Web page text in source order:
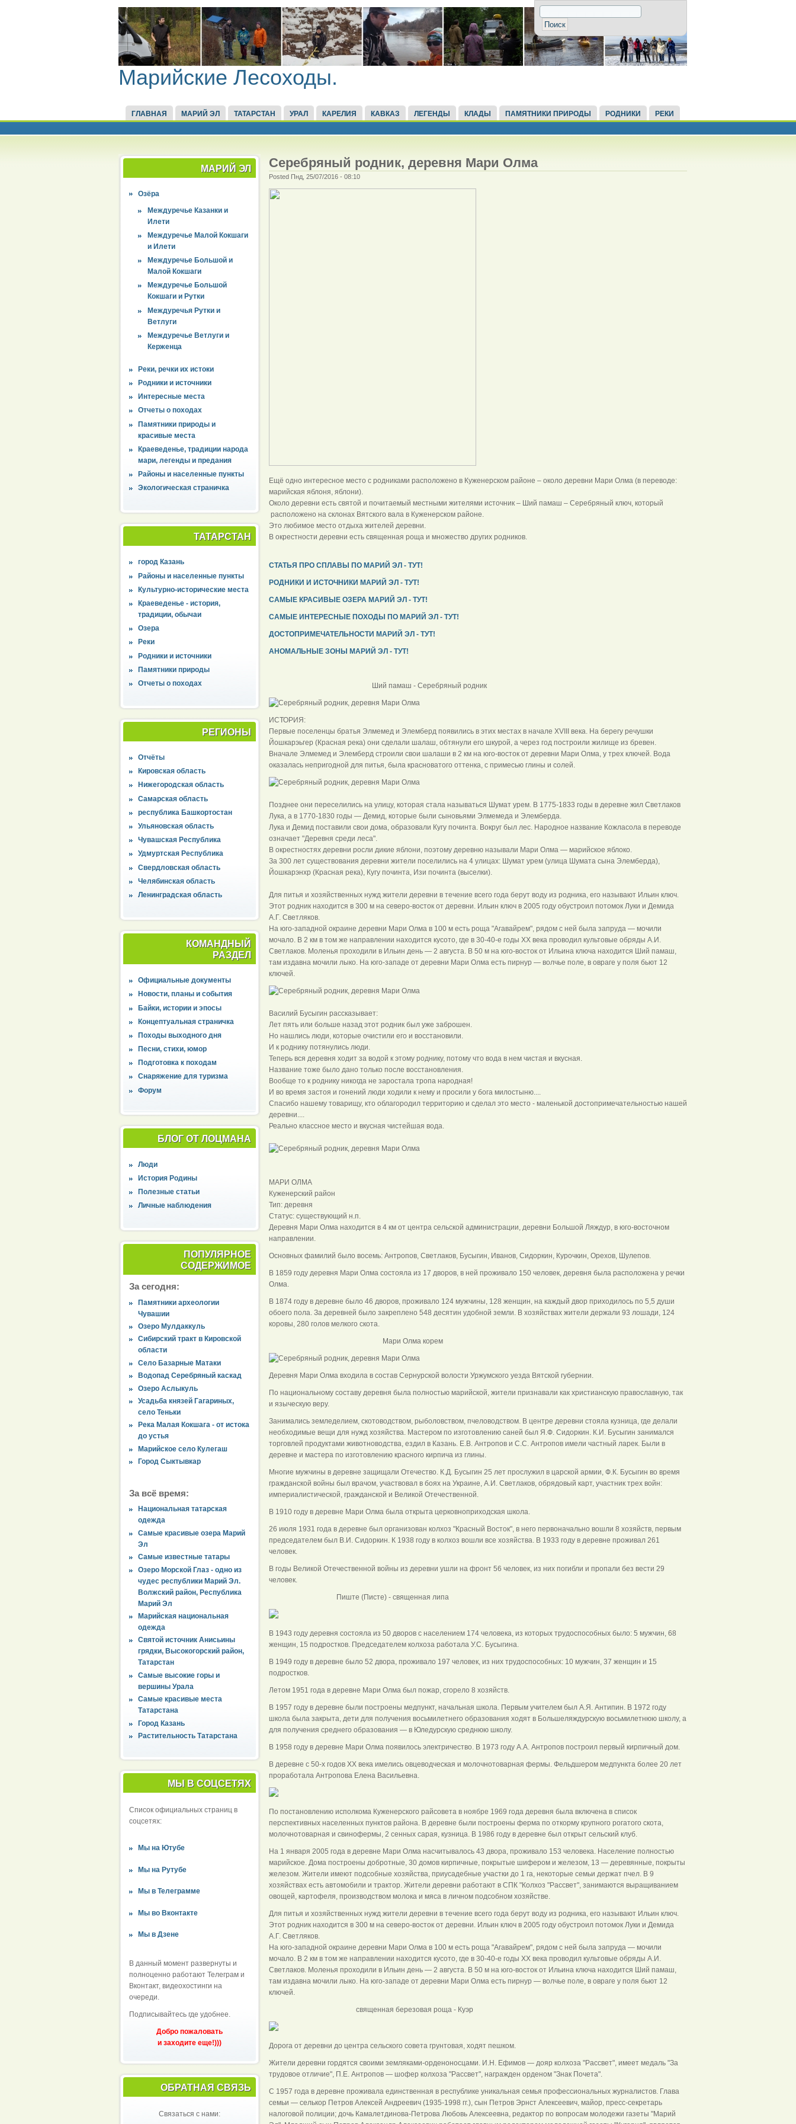
Марийские Лесоходы.
ГЛАВНАЯ МАРИЙ ЭЛ ТАТАРСТАН УРАЛ КАРЕЛИЯ КАВКАЗ ЛЕГЕНДЫ КЛАДЫ ПАМЯТНИКИ ПРИРОДЫ РОДНИКИ РЕКИ
МАРИЙ ЭЛ
Озёра
Междуречье Казанки и
Илети
Междуречье Малой Кокшаги
и Илети
Междуречье Большой и
Малой Кокшаги
Междуречье Большой
Кокшаги и Рутки
Междуречья Рутки и
Ветлуги
Междуречье Ветлуги и
Керженца
Реки, речки их истоки
Родники и источники
Интересные места
Отчеты о походах
Памятники природы и
красивые места
Краеведенье, традиции народа
мари, легенды и предания
Районы и населенные пункты
Экологическая страничка
ТАТАРСТАН
город Казань
Районы и населенные пункты
Культурно-исторические места
Краеведенье - история,
традиции, обычаи
Озера
Реки
Родники и источники
Памятники природы
Отчеты о походах
РЕГИОНЫ
Отчёты
Кировская область
Нижегородская область
Самарская область
республика Башкортостан
Ульяновская область
Чувашская Республика
Удмуртская Республика
Свердловская область
Челябинская область
Ленинградская область
КОМАНДНЫЙ
РАЗДЕЛ
Официальные документы
Новости, планы и события
Байки, истории и эпосы
Концептуальная страничка
Походы выходного дня
Песни, стихи, юмор
Подготовка к походам
Снаряжение для туризма
Форум
БЛОГ ОТ ЛОЦМАНА
Люди
История Родины
Полезные статьи
Личные наблюдения
ПОПУЛЯРНОЕ
СОДЕРЖИМОЕ
За сегодня:
Памятники археологии
Чувашии
Озеро Мулдаккуль
Сибирский тракт в Кировской
области
Село Базарные Матаки
Водопад Серебряный каскад
Озеро Аслыкуль
Усадьба князей Гагариных,
село Теньки
Река Малая Кокшага - от истока
до устья
Марийское село Кулегаш
Город Сыктывкар
За всё время:
Национальная татарская
одежда
Самые красивые озера Марий
Эл
Самые известные татары
Озеро Морской Глаз - одно из
чудес республики Марий Эл.
Волжский район, Республика
Марий Эл
Марийская национальная
одежда
Святой источник Анисьины
грядки, Высокогорский район,
Татарстан
Самые высокие горы и
вершины Урала
Самые красивые места
Татарстана
Город Казань
Растительность Татарстана
МЫ В СОЦСЕТЯХ
Список официальных страниц в
соцсетях:
Мы на Ютубе
Мы на Рутубе
Мы в Телеграмме
Мы во Вконтакте
Мы в Дзене
В данный момент развернуты и
полноценно работают Телеграм и
Вконтакт, видеохостинги на
очереди.
Подписывайтесь где удобнее.
Добро пожаловать
и заходите еще!)))
ОБРАТНАЯ СВЯЗЬ
Связаться с нами:
Серебряный родник, деревня Мари Олма
Posted Пнд, 25/07/2016 - 08:10
Ещё одно интересное место с родниками расположено в Куженерском районе – около деревни Мари Олма (в переводе:
марийская яблоня, яблони).
Около деревни есть святой и почитаемый местными жителями источник – Ший памаш – Серебряный ключ, который
расположено на склонах Вятского вала в Куженерском районе.
Это любимое место отдыха жителей деревни.
В окрестности деревни есть священная роща и множество других родников.
СТАТЬЯ ПРО СПЛАВЫ ПО МАРИЙ ЭЛ - ТУТ!
РОДНИКИ И ИСТОЧНИКИ МАРИЙ ЭЛ - ТУТ!
САМЫЕ КРАСИВЫЕ ОЗЕРА МАРИЙ ЭЛ - ТУТ!
САМЫЕ ИНТЕРЕСНЫЕ ПОХОДЫ ПО МАРИЙ ЭЛ - ТУТ!
ДОСТОПРИМЕЧАТЕЛЬНОСТИ МАРИЙ ЭЛ - ТУТ!
АНОМАЛЬНЫЕ ЗОНЫ МАРИЙ ЭЛ - ТУТ!
Ший памаш - Серебряный родник
ИСТОРИЯ:
Первые поселенцы братья Элмемед и Элемберд появились в этих местах в начале XVIII века. На берегу речушки
Йошкарэьгер (Красная река) они сделали шалаш, обтянули его шкурой, а через год построили жилище из бревен.
Вначале Элмемед и Элемберд строили свои шалаши в 2 км на юго-восток от деревни Мари Олма, у трех ключей. Вода
оказалась непригодной для питья, была красноватого оттенка, с примесью глины и солей.
Позднее они переселились на улицу, которая стала называться Шумат урем. В 1775-1833 годы в деревне жил Светлаков
Лука, а в 1770-1830 годы — Демид, которые были сыновьями Элмемеда и Элемберда.
Лука и Демид поставили свои дома, образовали Кугу починта. Вокруг был лес. Народное название Кожласола в переводе
означает "Деревня среди леса".
В окрестностях деревни росли дикие яблони, поэтому деревню называли Мари Олма — марийское яблоко.
За 300 лет существования деревни жители поселились на 4 улицах: Шумат урем (улица Шумата сына Элемберда),
Йошкарэнхр (Красная река), Кугу починта, Изи починта (выселки).
Для питья и хозяйственных нужд жители деревни в течение всего года берут воду из родника, его называют Ильин ключ.
Этот родник находится в 300 м на северо-восток от деревни. Ильин ключ в 2005 году обустроил потомок Луки и Демида
А.Г. Светляков.
На юго-западной окраине деревни Мари Олма в 100 м есть роща "Агавайрем", рядом с ней была запруда — мочили
мочало. В 2 км в том же направлении находится кусото, где в 30-40-е годы XX века проводил культовые обряды А.И.
Светлаков. Моленья проходили в Ильин день — 2 августа. В 50 м на юго-восток от Ильина ключа находится Ший памаш,
там издавна мочили лыко. На юго-западе от деревни Мари Олма есть пирнур — волчье поле, в овраге у поля бьют 12
ключей.
Василий Бусыгин рассказывает:
Лет пять или больше назад этот родник был уже заброшен.
Но нашлись люди, которые очистили его и восстановили.
И к роднику потянулись люди.
Теперь вся деревня ходит за водой к этому роднику, потому что вода в нем чистая и вкусная.
Название тоже было дано только после восстановления.
Вообще то к роднику никогда не заростала тропа народная!
И во время застоя и гонений люди ходили к нему и просили у бога милостыню....
Спасибо нашему товарищу, кто облагородил территорию и сделал это место - маленькой достопримечательностью нашей
деревни....
Реально классное место и вкусная чистейшая вода.
МАРИ ОЛМА
Куженерский район
Тип: деревня
Статус: существующий н.п.
Деревня Мари Олма находится в 4 км от центра сельской администрации, деревни Большой Ляждур, в юго-восточном
направлении.
Основных фамилий было восемь: Антропов, Светлаков, Бусыгин, Иванов, Сидоркин, Курочкин, Орехов, Шулепов.
В 1859 году деревня Мари Олма состояла из 17 дворов, в ней проживало 150 человек, деревня была расположена у речки
Олма.
В 1874 году в деревне было 46 дворов, проживало 124 мужчины, 128 женщин, на каждый двор приходилось по 5,5 души
обоего пола. За деревней было закреплено 548 десятин удобной земли. В хозяйствах жители держали 93 лошади, 124
коровы, 280 голов мелкого скота.
Мари Олма корем
Деревня Мари Олма входила в состав Сернурской волости Уржумского уезда Вятской губернии.
По национальному составу деревня была полностью марийской, жители признавали как христианскую православную, так
и языческую веру.
Занимались земледелием, скотоводством, рыболовством, пчеловодством. В центре деревни стояла кузница, где делали
необходимые вещи для нужд хозяйства. Мастером по изготовлению саней был Я.Ф. Сидоркин. К.И. Бусыгин занимался
торговлей продуктами животноводства, ездил в Казань. Е.В. Антропов и С.С. Антропов имели частный ларек. Были в
деревне и мастера по изготовлению красного кирпича из глины.
Многие мужчины в деревне защищали Отечество. К.Д. Бусыгин 25 лет прослужил в царской армии, Ф.К. Бусыгин во время
гражданской войны был врачом, участвовал в боях на Украине, А.И. Светлаков, обрядовый карт, участник трех войн:
империалистической, гражданской и Великой Отечественной.
В 1910 году в деревне Мари Олма была открыта церковноприходская школа.
26 июля 1931 года в деревне был организован колхоз "Красный Восток", в него первоначально вошли 8 хозяйств, первым
председателем был В.И. Сидоркин. К 1938 году в колхоз вошли все хозяйства. В 1933 году в деревне проживал 261
человек.
В годы Великой Отечественной войны из деревни ушли на фронт 56 человек, из них погибли и пропали без вести 29
человек.
Пиште (Писте) - священная липа
В 1943 году деревня состояла из 50 дворов с населением 174 человека, из которых трудоспособных было: 5 мужчин, 68
женщин, 15 подростков. Председателем колхоза работала У.С. Бусыгина.
В 1949 году в деревне было 52 двора, проживало 197 человек, из них трудоспособных: 10 мужчин, 37 женщин и 15
подростков.
Летом 1951 года в деревне Мари Олма был пожар, сгорело 8 хозяйств.
В 1957 году в деревне были построены медпункт, начальная школа. Первым учителем был А.Я. Антипин. В 1972 году
школа была закрыта, дети для получения восьмилетнего образования ходят в Большеляждурскую восьмилетнюю школу, а
для получения среднего образования — в Юледурскую среднюю школу.
В 1958 году в деревне Мари Олма появилось электричество. В 1973 году А.А. Антропов построил первый кирпичный дом.
В деревне с 50-х годов XX века имелись овцеводческая и молочнотоварная фермы. Фельдшером медпункта более 20 лет
проработала Антропова Елена Васильевна.
По постановлению исполкома Куженерского райсовета в ноябре 1969 года деревня была включена в список
перспективных населенных пунктов района. В деревне были построены ферма по откорму крупного рогатого скота,
молочнотоварная и свинофермы, 2 сенных сарая, кузница. В 1986 году в деревне был открыт сельский клуб.
На 1 января 2005 года в деревне Мари Олма насчитывалось 43 двора, проживало 153 человека. Население полностью
марийское. Дома построены добротные, 30 домов кирпичные, покрытые шифером и железом, 13 — деревянные, покрыты
железом. Жители имеют подсобные хозяйства, приусадебные участки до 1 га, некоторые семьи держат пчел. В 9
хозяйствах есть автомобили и трактор. Жители деревни работают в СПК "Колхоз "Рассвет", занимаются выращиванием
овощей, картофеля, производством молока и мяса в личном подсобном хозяйстве.
Для питья и хозяйственных нужд жители деревни в течение всего года берут воду из родника, его называют Ильин ключ.
Этот родник находится в 300 м на северо-восток от деревни. Ильин ключ в 2005 году обустроил потомок Луки и Демида
А.Г. Светляков.
На юго-западной окраине деревни Мари Олма в 100 м есть роща "Агавайрем", рядом с ней была запруда — мочили
мочало. В 2 км в том же направлении находится кусото, где в 30-40-е годы XX века проводил культовые обряды А.И.
Светлаков. Моленья проходили в Ильин день — 2 августа. В 50 м на юго-восток от Ильина ключа находится Ший памаш,
там издавна мочили лыко. На юго-западе от деревни Мари Олма есть пирнур — волчье поле, в овраге у поля бьют 12
ключей.
священная березовая роща - Куэр
Дорога от деревни до центра сельского совета грунтовая, ходят пешком.
Жители деревни гордятся своими земляками-орденоносцами. И.Н. Ефимов — дояр колхоза "Рассвет", имеет медаль "За
трудовое отличие", П.Е. Антропов — шофер колхоза "Рассвет", награжден орденом "Знак Почета".
С 1957 года в деревне проживала единственная в республике уникальная семья профессиональных журналистов. Глава
семьи — селькор Петров Алексей Андреевич (1935-1998 гг.), сын Петров Эрнст Алексеевич, майор, пресс-секретарь
налоговой полиции; дочь Камалетдинова-Петрова Любовь Алексеевна, редактор по вопросам молодежи газеты "Марий